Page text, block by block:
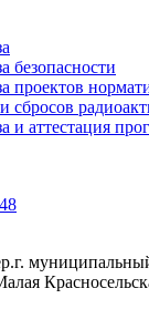
безопасности
проектов
сбросов
и аттестация